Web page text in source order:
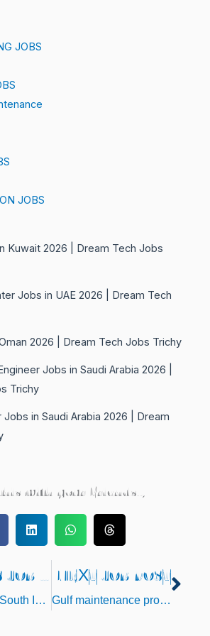
JOBS
JOBS
Kuwait 2026 | Dream Tech Jobs
Jobs in UAE 2026 | Dream Tech
2026 | Dream Tech Jobs Trichy
Jobs in Saudi Arabia 2026 |
Trichy
in Saudi Arabia 2026 | Dream
with your Friends..,
PREVIOUS JOB POST
Saudi Arabia South Indian Cook Jobs 2026
NEXT JOB POST
Gulf maintenance project recruitment 2026